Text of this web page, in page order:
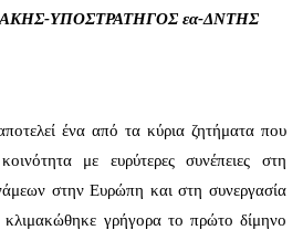
ΥΠΟΣΤΡΑΤΗΓΟΣ εα-ΔΝΤΗΣ
ένα από τα κύρια ζητήματα που
με ευρύτερες συνέπειες στη
στην Ευρώπη και στη συνεργασία
γρήγορα το πρώτο δίμηνο